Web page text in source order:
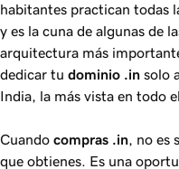
habitantes practican todas
y es la cuna de algunas de
arquitectura más
dedicar tu dominio .in solo
India, la más vista en todo
Cuando compras .in , no
que obtienes. Es una